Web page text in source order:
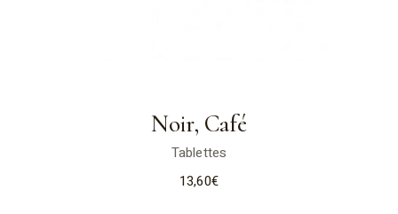
Noir, Café
Tablettes
13,60€